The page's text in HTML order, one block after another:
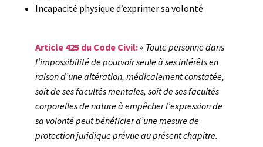
Incapacité physique d’exprimer sa volonté
Article 425 du Code Civil: « Toute personne dans
l’impossibilité de pourvoir seule à ses intérêts en
raison d’une altération, médicalement constatée,
soit de ses facultés mentales, soit de ses facultés
corporelles de nature à empêcher l’expression de
sa volonté peut bénéficier d’une mesure de
protection juridique prévue au présent chapitre.